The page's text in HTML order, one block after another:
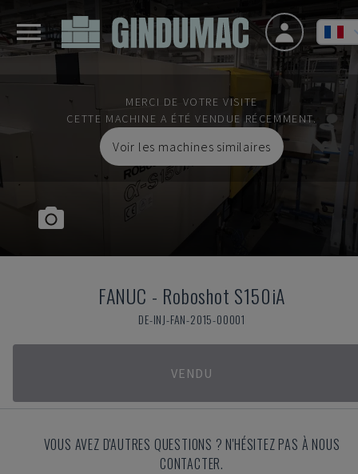
MERCI DE VOTRE VISITE
CETTE MACHINE A ÉTÉ VENDUE RÉCEMMENT.
Voir les machines similaires
FANUC - Roboshot S150iA
DE-INJ-FAN-2015-00001
VENDU
VOUS AVEZ D'AUTRES QUESTIONS ? N'HÉSITEZ PAS À NOUS
CONTACTER.